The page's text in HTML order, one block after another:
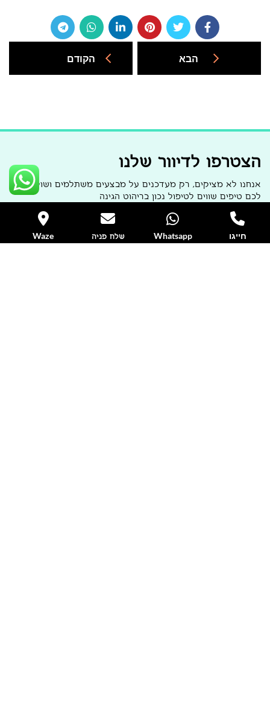
הבא הקודם
הצטרפו לדיוור שלנו
אנחנו לא מציקים, רק מעדכנים על מבצעים משתלמים ושולחים
לכם טיפים שווים לטיפול נכון בריהוט הגינה
חייגו Whatsapp שלח פניה Waze